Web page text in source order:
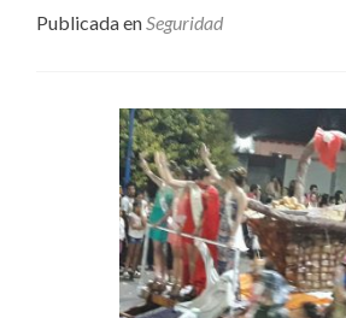
realiza
integral
de
todos
los
semáforos
de
la
ciudad
Publicada enSeguridad